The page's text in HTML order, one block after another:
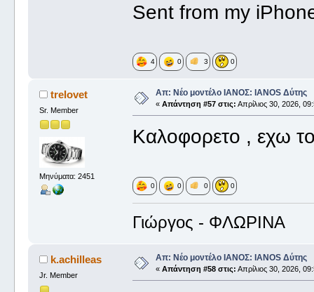
Sent from my
4 0 3 0
trelovet
Sr. Member
Μηνύματα: 2451
Απ: Νέο μοντέλο ΙΑΝΟΣ: IANOS Δύτης
« Απάντηση #57 στις: Απρίλιος 30, 2026,
Καλοφορετο , εχω
0 0 0 0
Γιώργος - ΦΛΩΡΙΝΑ
k.achilleas
Jr. Member
Απ: Νέο μοντέλο ΙΑΝΟΣ: IANOS Δύτης
« Απάντηση #58 στις: Απρίλιος 30, 2026,